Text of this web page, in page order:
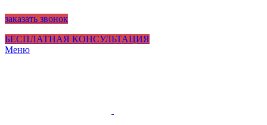
заказать звонок
БЕСПЛАТНАЯ КОНСУЛЬТАЦИЯ
Меню